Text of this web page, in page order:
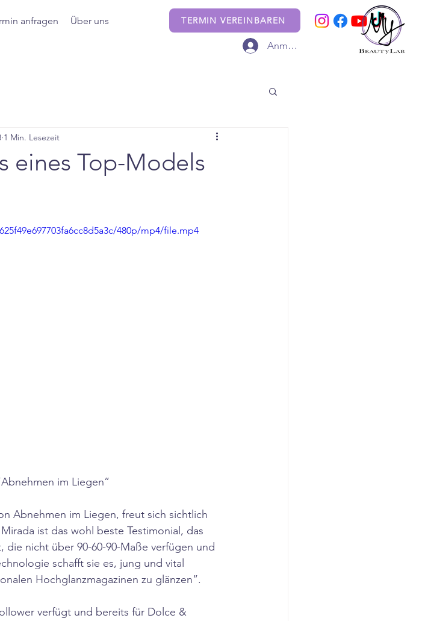
anfragen Über uns TERMIN VEREINBAREN
Anmelden
eines Top-Models
1 Min. Lesezeit
480p/mp4/file.mp4
im Liegen”
Abnehmen im Liegen, freut sich sichtlich
ist das wohl beste Testimonial, das
nicht über 90-60-90-Maße verfügen und
schafft sie es, jung und vital
Hochglanzmagazinen zu glänzen”.
verfügt und bereits für Dolce &